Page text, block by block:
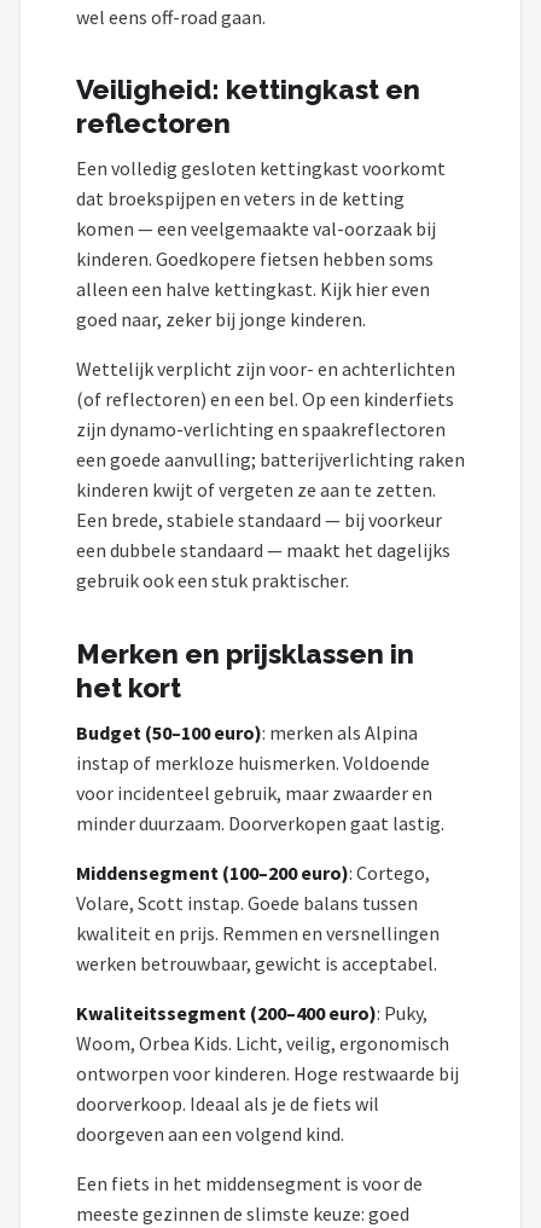
wel eens off-road gaan.
Veiligheid: kettingkast en
reflectoren
Een volledig gesloten kettingkast voorkomt
dat broekspijpen en veters in de ketting
komen — een veelgemaakte val-oorzaak bij
kinderen. Goedkopere fietsen hebben soms
alleen een halve kettingkast. Kijk hier even
goed naar, zeker bij jonge kinderen.
Wettelijk verplicht zijn voor- en achterlichten
(of reflectoren) en een bel. Op een kinderfiets
zijn dynamo-verlichting en spaakreflectoren
een goede aanvulling; batterijverlichting raken
kinderen kwijt of vergeten ze aan te zetten.
Een brede, stabiele standaard — bij voorkeur
een dubbele standaard — maakt het dagelijks
gebruik ook een stuk praktischer.
Merken en prijsklassen in
het kort
Budget (50–100 euro): merken als Alpina
instap of merkloze huismerken. Voldoende
voor incidenteel gebruik, maar zwaarder en
minder duurzaam. Doorverkopen gaat lastig.
Middensegment (100–200 euro): Cortego,
Volare, Scott instap. Goede balans tussen
kwaliteit en prijs. Remmen en versnellingen
werken betrouwbaar, gewicht is acceptabel.
Kwaliteitssegment (200–400 euro): Puky,
Woom, Orbea Kids. Licht, veilig, ergonomisch
ontworpen voor kinderen. Hoge restwaarde bij
doorverkoop. Ideaal als je de fiets wil
doorgeven aan een volgend kind.
Een fiets in het middensegment is voor de
meeste gezinnen de slimste keuze: goed